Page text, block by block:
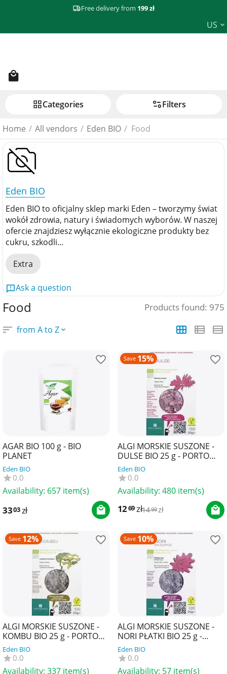
Free delivery from 199 zł
US
Сategories Filters
Home / All vendors / Eden BIO / Food
Food Products found: 975
from A to Z
AGAR BIO 100 g - BIO
PLANET
Eden BIO
0.0
Availability: 657 item(s)
3303zł
Save 15%
ALGI MORSKIE SUSZONE -
DULSE BIO 25 g - PORTO
MUINOS
Eden BIO
0.0
Availability: 480 item(s)
1269zł1499zł
Save 12%
ALGI MORSKIE SUSZONE -
KOMBU BIO 25 g - PORTO
MUINOS
Eden BIO
0.0
Availability: 337 item(s)
Save 10%
ALGI MORSKIE SUSZONE -
NORI PŁATKI BIO 25 g -
PORTO MUINOS
Eden BIO
0.0
Availability: 57 item(s)
Eden BIO
Eden BIO to oficjalny sklep marki Eden – tworzymy świat
wokół zdrowia, natury i świadomych wyborów. W naszej
ofercie znajdziesz wyłącznie ekologiczne produkty bez
cukru, szkodli...
Extra
Ask a question